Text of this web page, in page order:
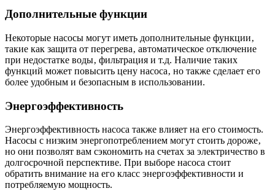
Дополнительные функции
Некоторые насосы могут иметь дополнительные функции‚
такие как защита от перегрева‚ автоматическое отключение
при недостатке воды‚ фильтрация и т.д. Наличие таких
функций может повысить цену насоса‚ но также сделает его
более удобным и безопасным в использовании.
Энергоэффективность
Энергоэффективность насоса также влияет на его стоимость.
Насосы с низким энергопотреблением могут стоить дороже‚
но они позволят вам сэкономить на счетах за электричество в
долгосрочной перспективе. При выборе насоса стоит
обратить внимание на его класс энергоэффективности и
потребляемую мощность.